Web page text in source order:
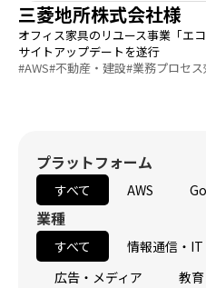
三菱地所株式会社様
オフィス家具のリユース事業「エ
サイトアップデートを遂行
#AWS#不動産・建設#業務プロセ
プラットフォーム
すべて AWS
業種
すべて 情報通信・IT
広告・メディア
教